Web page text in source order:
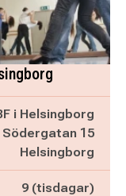
i Helsingborg
Södergatan 15
Helsingborg
9 (tisdagar)